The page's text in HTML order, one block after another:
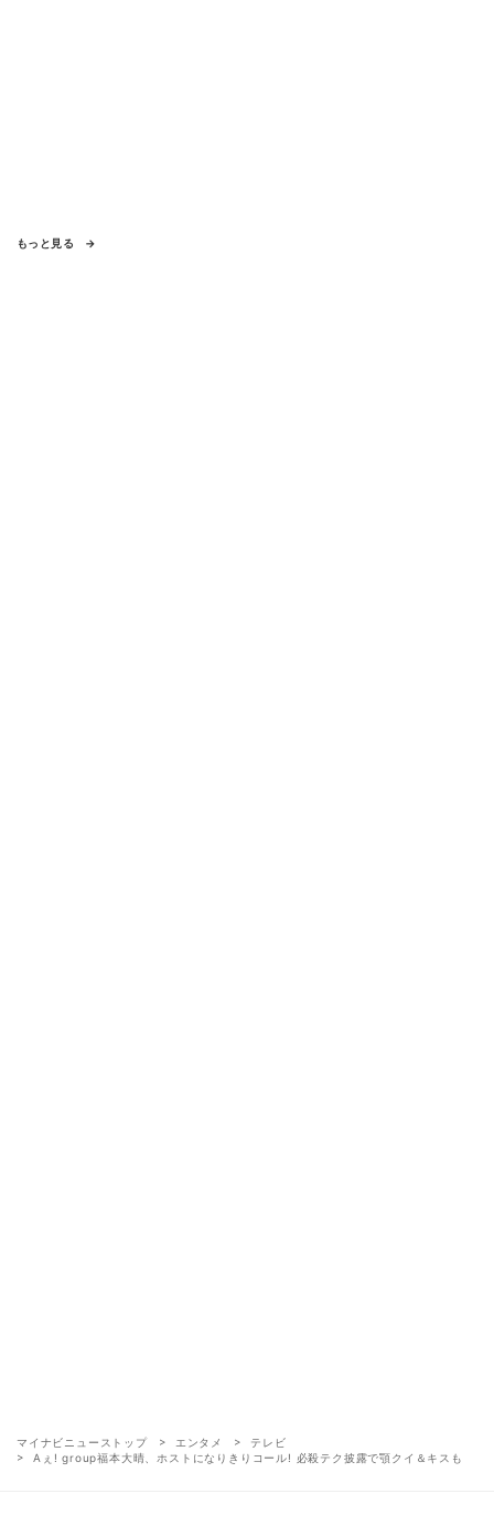
もっと見る
マイナビニューストップ エンタメ
テレビ
Aぇ! group福本大晴、ホストになりきりコール! 必殺テク披露で顎クイ＆キスも